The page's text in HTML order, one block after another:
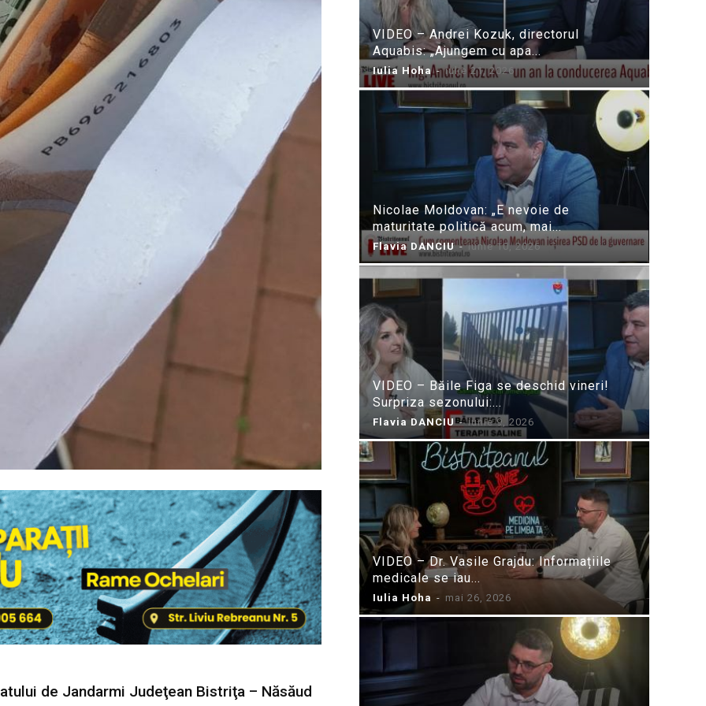
de Jandarmi Judeţean Bistriţa – Năsăud
VIDEO – Andrei Kozuk, directorul
Aquabis: „Ajungem cu apa...
Iulia Hoha - iulie 21, 2026
Nicolae Moldovan: „E nevoie de
maturitate politică acum, mai...
Flavia DANCIU - iunie 10, 2026
VIDEO – Băile Figa se deschid vineri!
Surpriza sezonului:...
Flavia DANCIU - iunie 9, 2026
VIDEO – Dr. Vasile Grajdu: Informațiile
medicale se iau...
Iulia Hoha - mai 26, 2026